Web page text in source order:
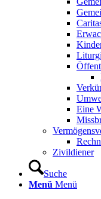
Eine
Zivildiener
Suche
Menü Menü